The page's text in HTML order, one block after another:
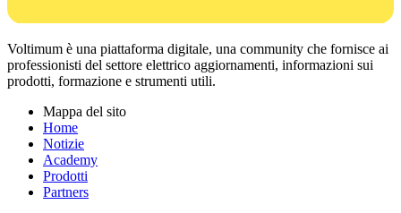
Voltimum è una piattaforma digitale, una community che fornisce ai
professionisti del settore elettrico aggiornamenti, informazioni sui
prodotti, formazione e strumenti utili.
Mappa del sito
Home
Notizie
Academy
Prodotti
Partners